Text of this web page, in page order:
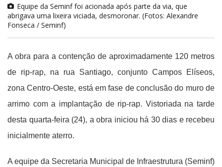
Equipe da Seminf foi acionada após parte da via, que
abrigava uma lixeira viciada, desmoronar. (Fotos: Alexandre
Fonseca / Seminf)
A obra para a contenção de aproximadamente 120 metros
de rip-rap, na rua Santiago, conjunto Campos Elíseos,
zona Centro-Oeste, está em fase de conclusão do muro de
arrimo com a implantação de rip-rap. Vistoriada na tarde
desta quarta-feira (24), a obra iniciou há 30 dias e recebeu
inicialmente aterro.
A equipe da Secretaria Municipal de Infraestrutura (Seminf)